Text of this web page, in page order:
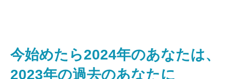
今始めたら2024年のあなたは、
2023年の過去のあなたに